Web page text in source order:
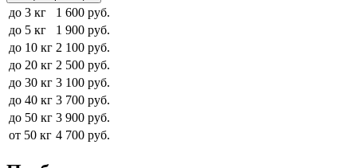
до 3 кг
1 600 руб.
до 5 кг
1 900 руб.
до 10 кг 2 100 руб.
до 20 кг 2 500 руб.
до 30 кг 3 100 руб.
до 40 кг 3 700 руб.
до 50 кг 3 900 руб.
от 50 кг 4 700 руб.